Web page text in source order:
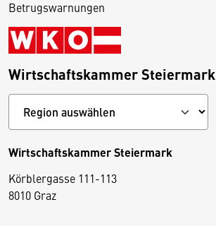
Betrugswarnungen
Wirtschaftskammer Steiermark
Wirtschaftskammer Steiermark
Körblergasse 111-113
8010 Graz
D
i